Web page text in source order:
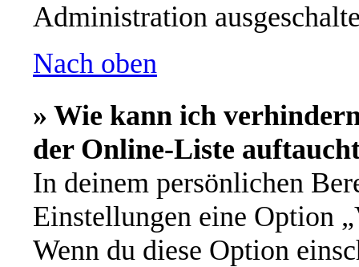
Administration
Nach oben
» Wie kann ich
der Online-Liste
In deinem persönlichen
Einstellungen eine Option
Wenn du diese Option